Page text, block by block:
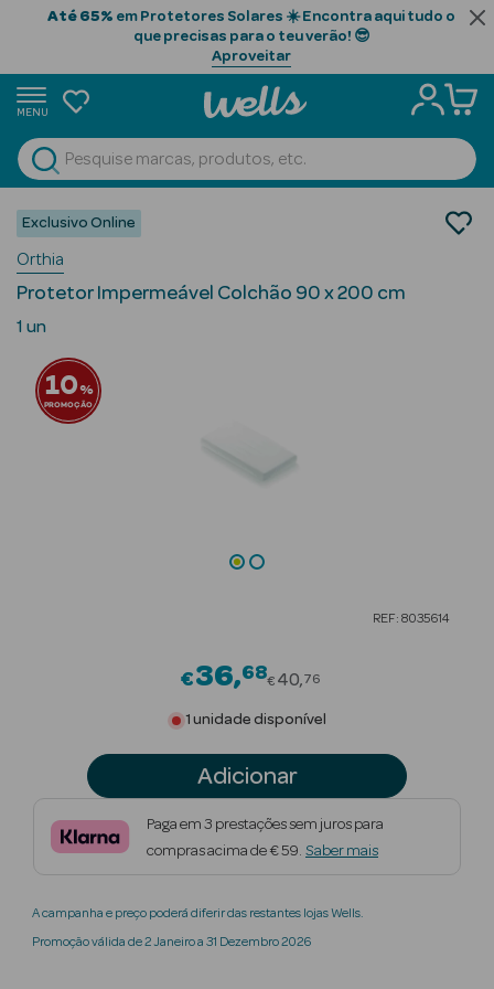
Até 65% em Protetores Solares ☀️ Encontra aqui tudo o
que precisas para o teu verão! 😎
Aproveitar
MENU
Ver Tudo
Beauty Season
Cabelo
Profissional
Beauty Season
Cosmética
Beauty Season
Beauty Season
Nutricosmética
Perfumes
Exclusivo Online
Orthia
Protetor Impermeável Colchão 90 x 200 cm
1 un
10%
PROMOÇÃO
REF: 8035614
€36 68Price reduced from
€ 40 76
1 unidade disponível
Adicionar
Paga em 3 prestações sem juros para
compras acima de € 59. Saber mais
A campanha e preço poderá diferir das restantes lojas Wells.
Promoção válida de 2 Janeiro a 31 Dezembro 2026